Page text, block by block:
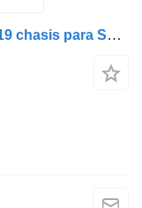
Cadru de Fixare a Bateriei 1477484-19 chasis para Scania – Metalic, cu Suporturi Laterale camión